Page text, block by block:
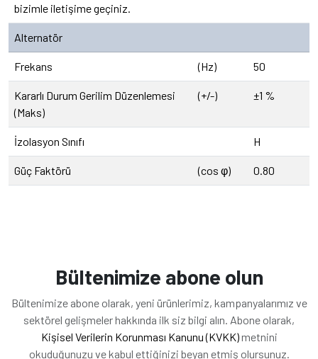
bizimle iletişime geçiniz.
Alternatör
Frekans (Hz) 50
Kararlı Durum Gerilim Düzenlemesi
(Maks)
(+/-) ±1 %
İzolasyon Sınıfı H
Güç Faktörü (cos φ) 0.80
Bültenimize abone olun
Bültenimize abone olarak, yeni ürünlerimiz, kampanyalarımız ve
sektörel gelişmeler hakkında ilk siz bilgi alın. Abone olarak,
Kişisel Verilerin Korunması Kanunu (KVKK)metnini
okuduğunuzu ve kabul ettiğinizi beyan etmiş olursunuz.